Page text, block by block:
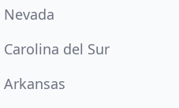
Nevada
Carolina del Sur
Arkansas